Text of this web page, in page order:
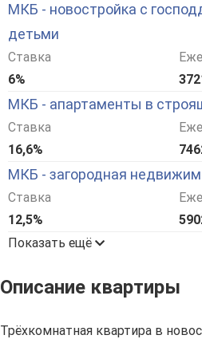
МКБ - новостройка с
детьми
Ставка
6%
МКБ - апартаменты в
Ставка
16,6%
МКБ - загородная
Ставка
12,5%
Показать ещё
Описание квартиры
Трёхкомнатная квартира в